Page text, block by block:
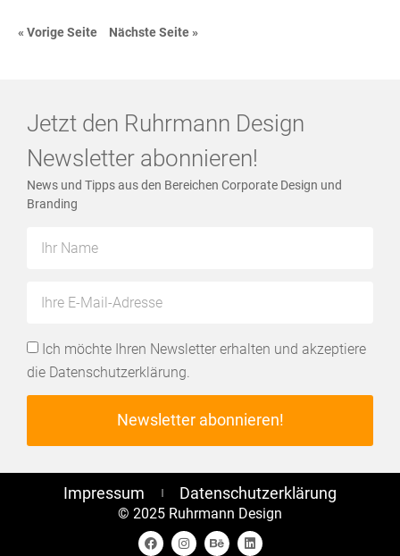
« Vorige Seite Nächste Seite »
Jetzt den Ruhrmann Design
Newsletter abonnieren!
News und Tipps aus den Bereichen Corporate Design und
Branding
Ich möchte Ihren Newsletter erhalten und akzeptiere
die Datenschutzerklärung
Newsletter abonnieren!
Impressum
Datenschutzerklärung
© 2025 Ruhrmann Design